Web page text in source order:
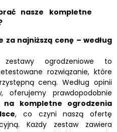
nasze kompletne
za najniższą cenę – według
ogrodzeniowe to
rozwiązanie, które
ceną. Według opinii
oferujemy prawdopodobnie
na kompletne ogrodzenia
, co czyni naszą ofertę
Każdy zestaw zawiera